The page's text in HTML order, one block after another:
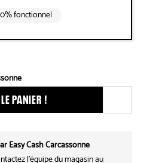
fonctionnel
PANIER !
Easy Cash Carcassonne
l'équipe du magasin au